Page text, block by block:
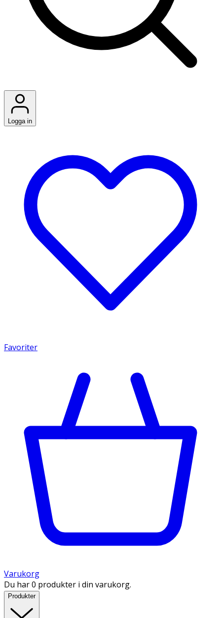
Logga in
Favoriter
Varukorg
Du har 0 produkter i din varukorg.
Produkter